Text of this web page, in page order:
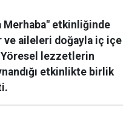
Merhaba" etkinliğinde
aileleri doğayla iç içe
lezzetlerin
etkinlikte birlik